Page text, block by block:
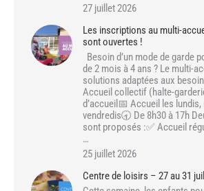
27 juillet 2026
Les inscriptions au multi-
sont ouvertes !
Besoin d’un mode de garde
de 2 mois à 4 ans ? Le multi-
solutions adaptées aux
Accueil collectif (halte-
d’accueil📅 Accueil les
vendredis🕣 De 8h30 à 17h
sont proposés :✅ Accueil
…
25 juillet 2026
Centre de loisirs – 27 au 31